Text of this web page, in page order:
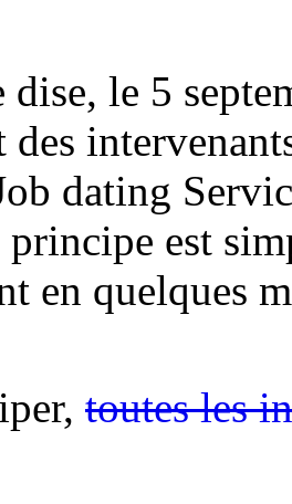
dise, le 5
des
dating
principe est
en quelques
toutes les